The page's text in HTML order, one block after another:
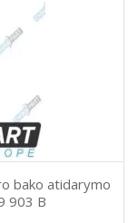
bako atidarymo
903 B